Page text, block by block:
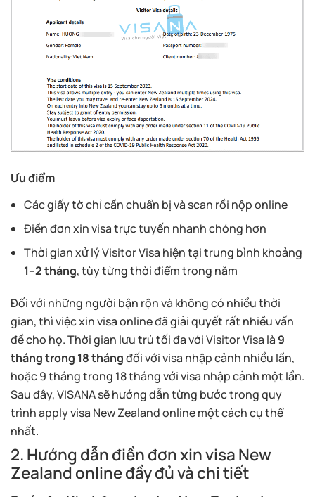
Ưu điểm
Các giấy tờ chỉ cần chuẩn bị và scan rồi nộp online
Điền đơn xin visa trực tuyến nhanh chóng hơn
Thời gian xử lý Visitor Visa hiện tại trung bình khoảng
1–2 tháng, tùy từng thời điểm trong năm
Đối với những người bận rộn và không có nhiều thời
gian, thì việc xin visa online đã giải quyết rất nhiều vấn
đề cho họ. Thời gian lưu trú tối đa với Visitor Visa là 9
tháng trong 18 thángđối với visa nhập cảnh nhiều lần,
hoặc 9 tháng trong 18 tháng với visa nhập cảnh một lần.
Sau đây, VISANA sẽ hướng dẫn từng bước trong quy
trình apply visa New Zealand online một cách cụ thể
nhất.
2. Hướng dẫn điền đơn xin visa New
Zealand online đầy đủ và chi tiết